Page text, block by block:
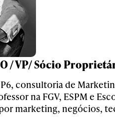
/ VP/ Sócio
consultoria de
na FGV, ESPM e
marketing, negócios,